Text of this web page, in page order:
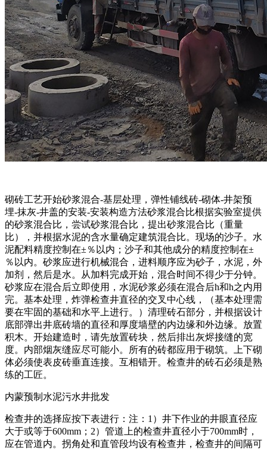
砌砖工艺开始砂浆混合-基层处理，弹性铺线砖-砌体-井架预
埋-抹灰-井盖的安装-安装构造方法砂浆混合比根据实验室提供
的砂浆混合比，尝试砂浆混合比，提出砂浆混合比（重量
比），并根据水泥的含水量确定建筑混合比。现场的沙子。水
泥配料精度控制在±％以内；沙子和其他成分的精度控制在±
％以内。砂浆应进行机械混合，进料顺序应为砂子，水泥，外
加剂，然后是水。从加料完成开始，混合时间不得少于分钟。
砂浆应在混合后立即使用，水泥砂浆必须在混合后h和h之内用
完。基本处理，炸弹检查井直径的交叉中心线，（基本处理需
要在牢固的基础和水平上进行。）清理砖石部分，并根据设计
底部弹出井底砖墙的直径和厚度墙壁的内边缘和外边缘。放置
积木。开始建造时，请先放置砖块，然后排出灰烬接缝的宽
度。内部烟灰缝应尽可能小。所有的砖都应用于砌筑。上下砌
体必须使表皮砖垂直连接。互相错开。检查井的砖石必须是熟
练的工匠。
内蒙预制水泥污水井批发
检查井的选择应按下表进行：注：1）井下作业的井眼直径应
大于或等于600mm；2）管道上的检查井直径小于700mm时，
应在管道内。拐角处和直管段均设有检查井，检查井的间隔可